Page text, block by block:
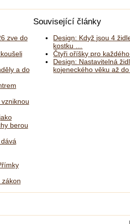
zve do
a do
berou
Související články
Design: Když jsou 4
kostku …
Čtyři oříšky pro
Design: Nastavitelná
kojeneckého věku až